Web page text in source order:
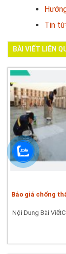
Tin
BÀI VIẾT LIÊN
Báo giá chống
Nội Dung Bài